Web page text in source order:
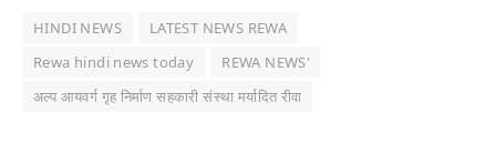
HINDI NEWS
LATEST NEWS REWA
Rewa hindi news today
REWA NEWS'
अल्प आयवर्ग गृह निर्माण सहकारी संस्था मर्यादित रीवा